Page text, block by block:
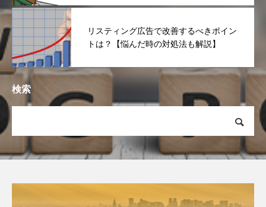
リスティング広告で改善するべきポイン
トは？【悩んだ時の対処法も解説】
検索